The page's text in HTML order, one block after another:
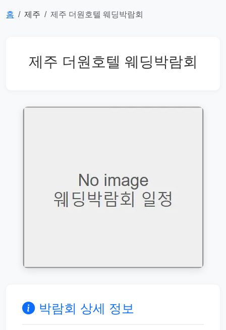
홈 제주 제주 더원호텔 웨딩박람회
제주 더원호텔 웨딩박람회
박람회 상세 정보